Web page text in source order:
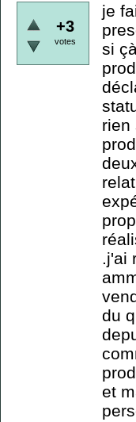
+3
votes
je
si
rien
.j'ai
du
et